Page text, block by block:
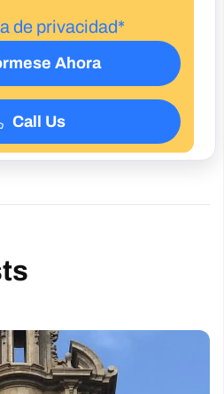
de privacidad*
Ahora
Call Us